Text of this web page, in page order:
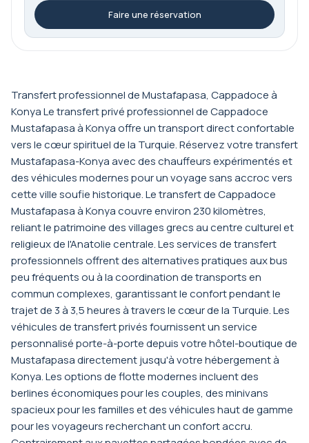
Faire une réservation
Transfert professionnel de Mustafapasa, Cappadoce à
Konya Le transfert privé professionnel de Cappadoce
Mustafapasa à Konya offre un transport direct confortable
vers le cœur spirituel de la Turquie. Réservez votre transfert
Mustafapasa-Konya avec des chauffeurs expérimentés et
des véhicules modernes pour un voyage sans accroc vers
cette ville soufie historique. Le transfert de Cappadoce
Mustafapasa à Konya couvre environ 230 kilomètres,
reliant le patrimoine des villages grecs au centre culturel et
religieux de l'Anatolie centrale. Les services de transfert
professionnels offrent des alternatives pratiques aux bus
peu fréquents ou à la coordination de transports en
commun complexes, garantissant le confort pendant le
trajet de 3 à 3,5 heures à travers le cœur de la Turquie. Les
véhicules de transfert privés fournissent un service
personnalisé porte-à-porte depuis votre hôtel-boutique de
Mustafapasa directement jusqu'à votre hébergement à
Konya. Les options de flotte modernes incluent des
berlines économiques pour les couples, des minivans
spacieux pour les familles et des véhicules haut de gamme
pour les voyageurs recherchant un confort accru.